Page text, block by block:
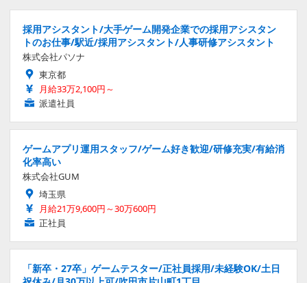
採用アシスタント/大手ゲーム開発企業での採用アシスタン
トのお仕事/駅近/採用アシスタント/人事研修アシスタント
株式会社パソナ
東京都
月給33万2,100円～
派遣社員
ゲームアプリ運用スタッフ/ゲーム好き歓迎/研修充実/有給消
化率高い
株式会社GUM
埼玉県
月給21万9,600円～30万600円
正社員
「新卒・27卒」ゲームテスター/正社員採用/未経験OK/土日